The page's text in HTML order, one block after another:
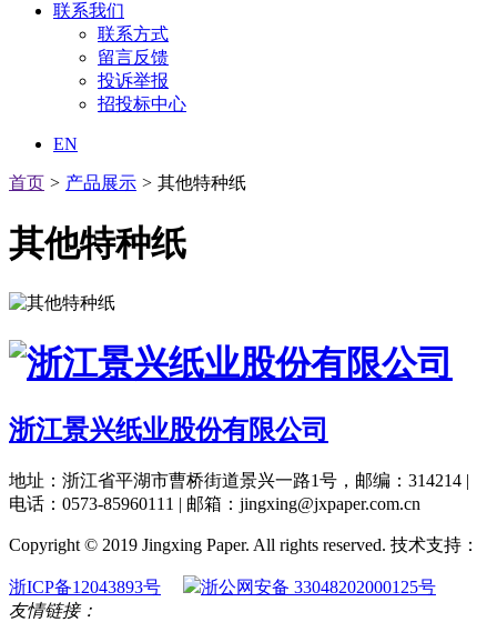
联系我们
联系方式
留言反馈
投诉举报
招投标中心
EN
首页 > 产品展示 > 其他特种纸
其他特种纸
浙江景兴纸业股份有限公司
地址：浙江省平湖市曹桥街道景兴一路1号，邮编：314214 |
电话：0573-85960111 | 邮箱：jingxing@jxpaper.com.cn
Copyright © 2019 Jingxing Paper. All rights reserved. 技术支持：
浙ICP备12043893号
浙公网安备 33048202000125号
友情链接：